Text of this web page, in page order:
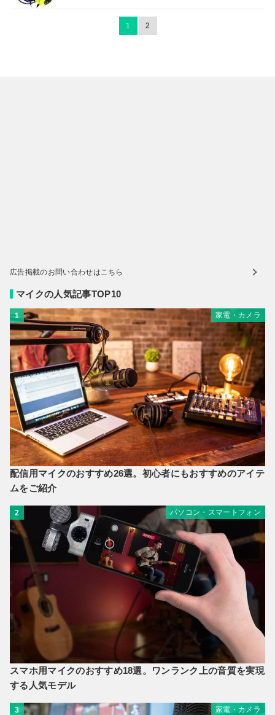
1 2
広告掲載のお問い合わせはこちら
マイクの人気記事TOP10
1 家電・カメラ
配信用マイクのおすすめ26選。初心者にもおすすめのアイテ
ムをご紹介
2 パソコン・スマートフォン
スマホ用マイクのおすすめ18選。ワンランク上の音質を実現
する人気モデル
3 家電・カメラ